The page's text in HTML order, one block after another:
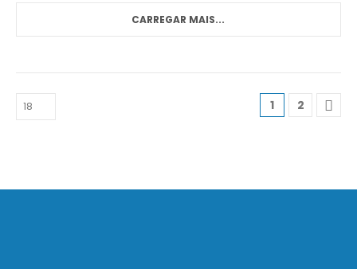
CARREGAR MAIS...
1 2